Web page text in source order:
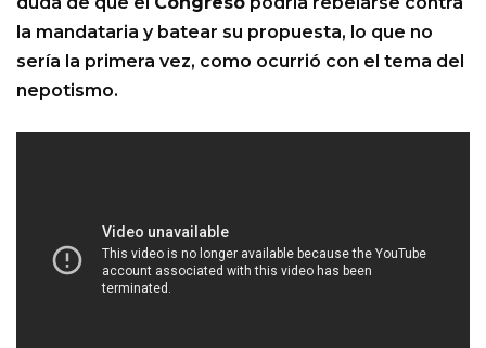
la mandataria y batear su propuesta, lo que no
sería la primera vez, como ocurrió con el tema del
nepotismo.